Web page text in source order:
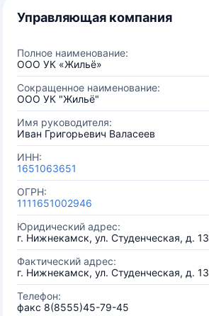
Управляющая компания
Полное наименование:
ООО УК «Жильё»
Сокращенное наименование:
ООО УК "Жильё"
Имя руководителя:
Иван Григорьевич Валасеев
ИНН:
1651063651
ОГРН:
1111651002946
Юридический адрес:
г. Нижнекамск, ул. Студенческая, д. 13
Фактический адрес:
г. Нижнекамск, ул. Студенческая, д. 13
Телефон:
факс 8(8555)45-79-45